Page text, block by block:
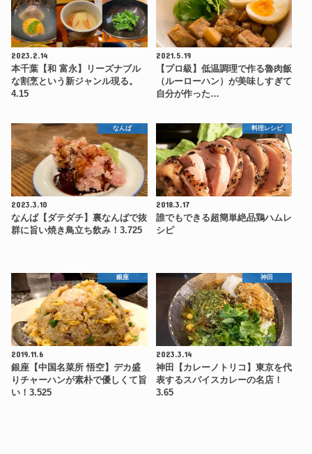
2023.2.14
本千葉【和 富永】リーズナブル
な割烹という新ジャンル現る。
4.15
2021.5.19
【プロ級】低温調理で作る魯肉飯
（ルーローハン）が美味しすぎて
自分が作った…
なんば
2023.3.10
なんば【ダテダチ】裏なんばで抜
群に旨い焼き鳥立ち飲み！3.725
料理レシピ
2018.3.17
誰でもできる超簡単絶品鶏ハムレ
シピ
銀座
2019.11.6
銀座【中国名菜所 悟空】デカ盛
りチャーハンが素朴で優しくて旨
い！3.525
神田
2023.3.14
神田【カレーノトリコ】東京を代
表するスパイスカレーの名店！
3.65